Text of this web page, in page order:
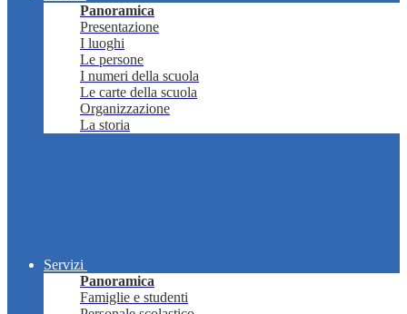
Panoramica
Presentazione
I luoghi
Le persone
I numeri della scuola
Le carte della scuola
Organizzazione
La storia
Servizi
Panoramica
Famiglie e studenti